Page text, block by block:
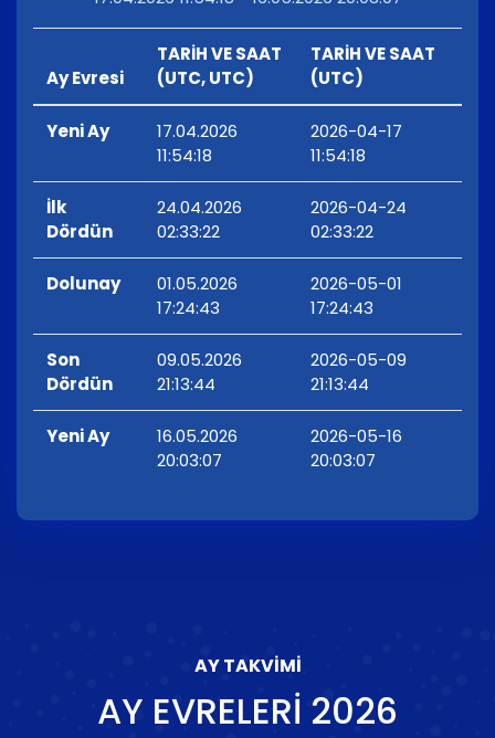
Ay Evresi
TARİH VE SAAT
(UTC, UTC)
TARİH VE SAAT
(UTC)
Yeni Ay
17.04.2026
11:54:18
2026-04-17
11:54:18
İlk
Dördün
24.04.2026
02:33:22
2026-04-24
02:33:22
Dolunay
01.05.2026
17:24:43
2026-05-01
17:24:43
Son
Dördün
09.05.2026
21:13:44
2026-05-09
21:13:44
Yeni Ay
16.05.2026
20:03:07
2026-05-16
20:03:07
AY TAKVIMI
AY EVRELERI 2026